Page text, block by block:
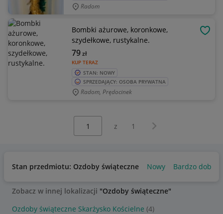
Radom
Bombki ażurowe, koronkowe,
szydełkowe, rustykalne.
KUP TERAZ
79zł
STAN: NOWY
SPRZEDAJĄCY: OSOBA PRYWATNA
Radom, Prędocinek
z 1 Następna strona
Stan przedmiotu: Ozdoby świąteczne Nowy Bardzo dobry
Zobacz w innej lokalizacji "Ozdoby świąteczne"
Ozdoby świąteczne Skarżysko Kościelne (4)